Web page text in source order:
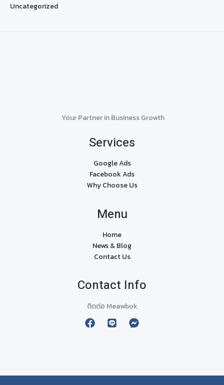
Uncategorized
Your Partner in Business Growth
Services
Google Ads
Facebook Ads
Why Choose Us
Menu
Home
News & Blog
Contact Us
Contact Info
ติดต่อ Meawbok